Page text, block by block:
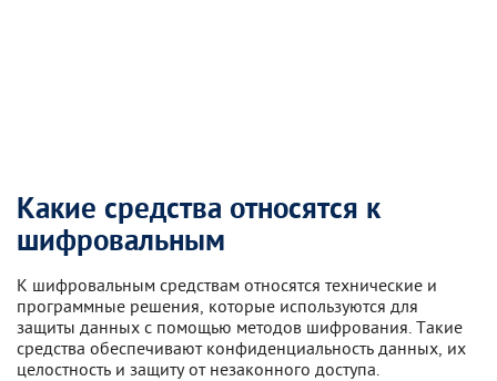
Какие средства относятся к
шифровальным
К шифровальным средствам относятся технические и
программные решения, которые используются для
защиты данных с помощью методов шифрования. Такие
средства обеспечивают конфиденциальность данных, их
целостность и защиту от незаконного доступа.